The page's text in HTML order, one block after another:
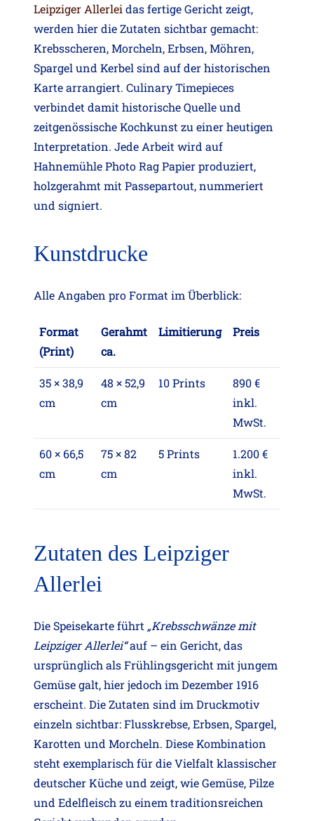
Leipziger Allerlei das fertige Gericht zeigt,
werden hier die Zutaten sichtbar gemacht:
Krebsscheren, Morcheln, Erbsen, Möhren,
Spargel und Kerbel sind auf der historischen
Karte arrangiert. Culinary Timepieces
verbindet damit historische Quelle und
zeitgenössische Kochkunst zu einer heutigen
Interpretation. Jede Arbeit wird auf
Hahnemühle Photo Rag Papier produziert,
holzgerahmt mit Passepartout, nummeriert
und signiert.
Kunstdrucke
Alle Angaben pro Format im Überblick:
Format
(Print)
Gerahmt
ca.
Limitierung Preis
35 × 38,9
cm
48 × 52,9
cm
10 Prints
890 €
inkl.
MwSt.
60 × 66,5
cm
75 × 82
cm
5 Prints
1.200 €
inkl.
MwSt.
Zutaten des Leipziger
Allerlei
Die Speisekarte führt „Krebsschwänze mit
Leipziger Allerlei“auf – ein Gericht, das
ursprünglich als Frühlingsgericht mit jungem
Gemüse galt, hier jedoch im Dezember 1916
erscheint. Die Zutaten sind im Druckmotiv
einzeln sichtbar: Flusskrebse, Erbsen, Spargel,
Karotten und Morcheln. Diese Kombination
steht exemplarisch für die Vielfalt klassischer
deutscher Küche und zeigt, wie Gemüse, Pilze
und Edelfleisch zu einem traditionsreichen